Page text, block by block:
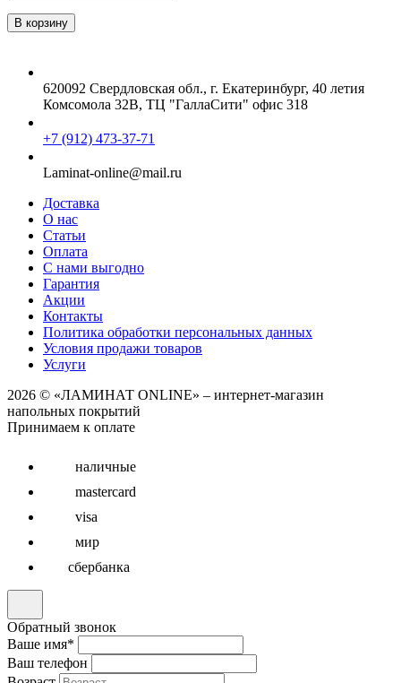
620092 Свердловская обл., г. Екатеринбург, 40 летия
Комсомола 32В, ТЦ "ГаллаСити" офис 318
+7 (912) 473-37-71
Laminat-online@mail.ru
Доставка
О нас
Статьи
Оплата
С нами выгодно
Гарантия
Акции
Контакты
Политика обработки персональных данных
Условия продажи товаров
Услуги
2026 © «ЛАМИНАТ ONLINE» – интернет-магазин
напольных покрытий
Принимаем к оплате
наличные
mastercard
visa
мир
сбербанка
Обратный звонок
Ваше имя*
Ваш телефон